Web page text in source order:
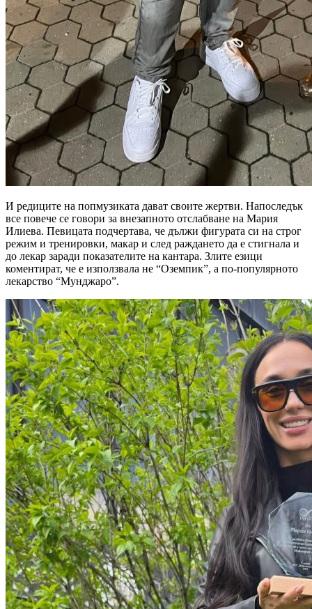
И редиците на попмузиката дават своите жертви. Напоследък
все повече се говори за внезапното отслабване на Мария
Илиева. Певицата подчертава, че дължи фигурата си на строг
режим и тренировки, макар и след раждането да е стигнала и
до лекар заради показателите на кантара. Злите езици
коментират, че е използвала не “Оземпик”, а по-популярното
лекарство “Мунджаро”.